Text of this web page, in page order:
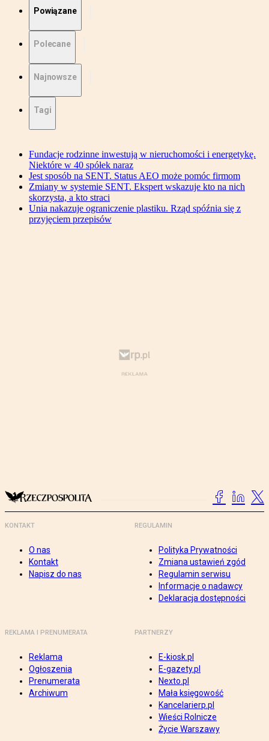
Powiązane
Polecane
Najnowsze
Tagi
Fundacje rodzinne inwestują w nieruchomości i energetykę.
Niektóre w 40 spółek naraz
Jest sposób na SENT. Status AEO może pomóc firmom
Zmiany w systemie SENT. Ekspert wskazuje kto na nich
skorzysta, a kto straci
Unia nakazuje ograniczenie plastiku. Rząd spóźnia się z
przyjęciem przepisów
KONTAKT
O nas
Kontakt
Napisz do nas
REGULAMIN
Polityka Prywatności
Zmiana ustawień zgód
Regulamin serwisu
Informacje o nadawcy
Deklaracja dostępności
REKLAMA I PRENUMERATA
Reklama
Ogłoszenia
Prenumerata
Archiwum
PARTNERZY
E-kiosk.pl
E-gazety.pl
Nexto.pl
Mała księgowość
Kancelarierp.pl
Wieści Rolnicze
Życie Warszawy